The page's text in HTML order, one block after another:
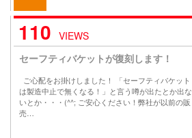
110 VIEWS
セーフティバケットが復刻します！
ご心配をお掛けしました！ 「セーフティバケット
は製造中止で無くなる！」と言う噂が出たとか出な
いとか・・・(^^; ご安心ください！弊社が以前の販
売…